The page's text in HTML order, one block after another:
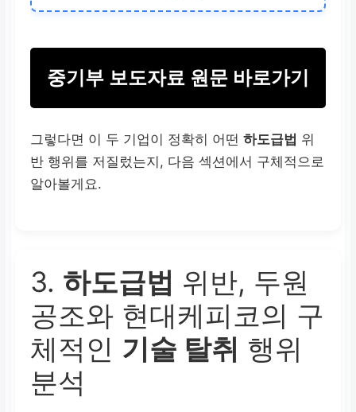
피해 심각성
단순 재산 피해를 넘어
중소기업의 생존 기반
자체를 파괴하고 시장
퇴출 위험을 초래합니
다.
지의 표명입니다.
중기부 보도자료 원문 바로가기
그렇다면 이 두 기업이 정확히 어떤하도급법 위
반 행위를 저질렀는지, 다음 섹션에서 구체적으로
알아볼게요.
3. 하도급법 위반, 두원
공조와 현대케피코의 구
체적인 기술 탈취 행위
분석